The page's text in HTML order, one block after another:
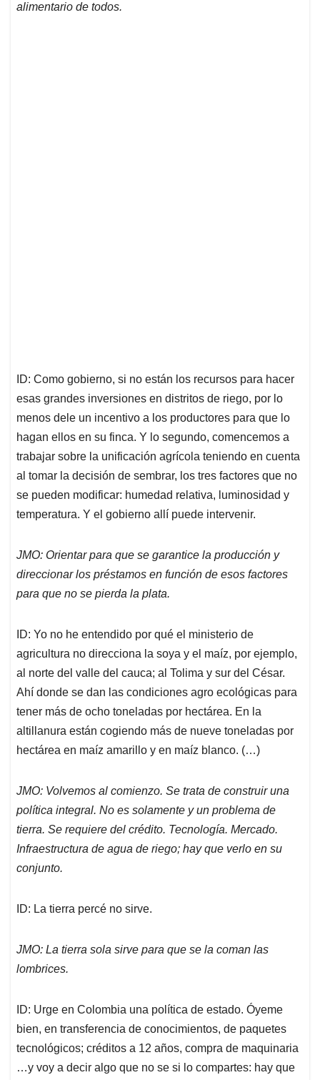
alimentario de todos.
ID: Como gobierno, si no están los recursos para hacer
esas grandes inversiones en distritos de riego, por lo
menos dele un incentivo a los productores para que lo
hagan ellos en su finca. Y lo segundo, comencemos a
trabajar sobre la unificación agrícola teniendo en cuenta
al tomar la decisión de sembrar, los tres factores que no
se pueden modificar: humedad relativa, luminosidad y
temperatura. Y el gobierno allí puede intervenir.
JMO: Orientar para que se garantice la producción y
direccionar los préstamos en función de esos factores
para que no se pierda la plata.
ID: Yo no he entendido por qué el ministerio de
agricultura no direcciona la soya y el maíz, por ejemplo,
al norte del valle del cauca; al Tolima y sur del César.
Ahí donde se dan las condiciones agro ecológicas para
tener más de ocho toneladas por hectárea. En la
altillanura están cogiendo más de nueve toneladas por
hectárea en maíz amarillo y en maíz blanco. (…)
JMO: Volvemos al comienzo. Se trata de construir una
política integral. No es solamente y un problema de
tierra. Se requiere del crédito. Tecnología. Mercado.
Infraestructura de agua de riego; hay que verlo en su
conjunto.
ID: La tierra percé no sirve.
JMO: La tierra sola sirve para que se la coman las
lombrices.
ID: Urge en Colombia una política de estado. Óyeme
bien, en transferencia de conocimientos, de paquetes
tecnológicos; créditos a 12 años, compra de maquinaria
…y voy a decir algo que no se si lo compartes: hay que